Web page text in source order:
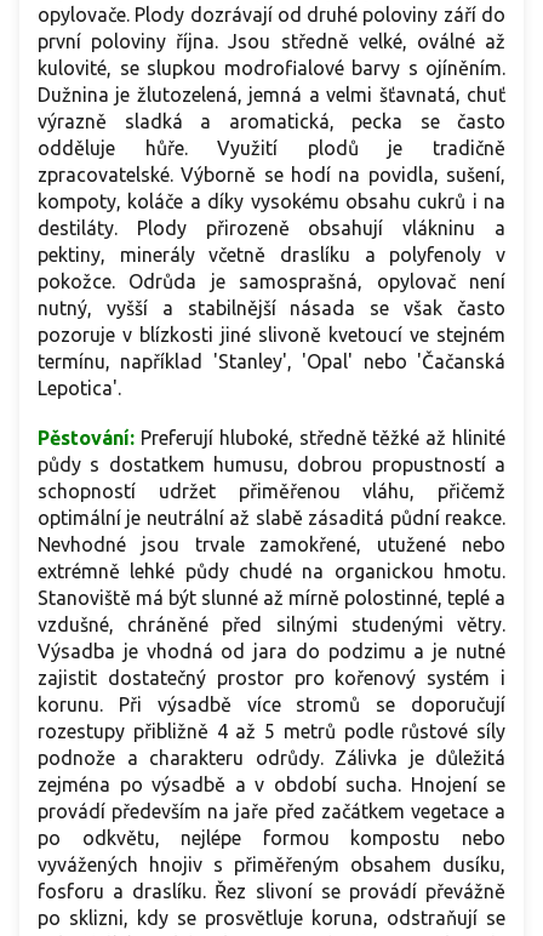
opylovače. Plody dozrávají od druhé poloviny září do
první poloviny října. Jsou středně velké, oválné až
kulovité, se slupkou modrofialové barvy s ojíněním.
Dužnina je žlutozelená, jemná a velmi šťavnatá, chuť
výrazně sladká a aromatická, pecka se často
odděluje hůře. Využití plodů je tradičně
zpracovatelské. Výborně se hodí na povidla, sušení,
kompoty, koláče a díky vysokému obsahu cukrů i na
destiláty. Plody přirozeně obsahují vlákninu a
pektiny, minerály včetně draslíku a polyfenoly v
pokožce. Odrůda je samosprašná, opylovač není
nutný, vyšší a stabilnější násada se však často
pozoruje v blízkosti jiné slivoně kvetoucí ve stejném
termínu, například 'Stanley', 'Opal' nebo 'Čačanská
Lepotica'.
Pěstování: Preferují hluboké, středně těžké až hlinité
půdy s dostatkem humusu, dobrou propustností a
schopností udržet přiměřenou vláhu, přičemž
optimální je neutrální až slabě zásaditá půdní reakce.
Nevhodné jsou trvale zamokřené, utužené nebo
extrémně lehké půdy chudé na organickou hmotu.
Stanoviště má být slunné až mírně polostinné, teplé a
vzdušné, chráněné před silnými studenými větry.
Výsadba je vhodná od jara do podzimu a je nutné
zajistit dostatečný prostor pro kořenový systém i
korunu. Při výsadbě více stromů se doporučují
rozestupy přibližně 4 až 5 metrů podle růstové síly
podnože a charakteru odrůdy. Zálivka je důležitá
zejména po výsadbě a v období sucha. Hnojení se
provádí především na jaře před začátkem vegetace a
po odkvětu, nejlépe formou kompostu nebo
vyvážených hnojiv s přiměřeným obsahem dusíku,
fosforu a draslíku. Řez slivoní se provádí převážně
po sklizni, kdy se prosvětluje koruna, odstraňují se